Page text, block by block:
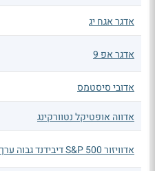
אדגר אגח יג
אדגר אפ 9
אדובי סיסטמס
אדווה אופטיקל נטוורקינג
אדוויזור S&P 500 דיבידנד גבוה ערך